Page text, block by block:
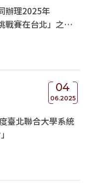
辦理2025年
戰賽在台北」之臺
04
06.2025
臺北聯合大學系統